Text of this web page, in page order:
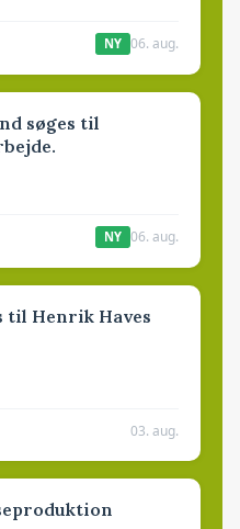
NY 06. aug.
søges til
NY 06. aug.
til Henrik Haves
03. aug.